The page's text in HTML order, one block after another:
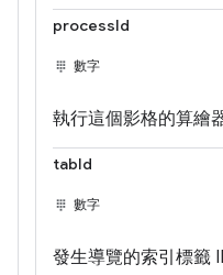
processId
數字
執行這個影格的算繪
tabId
數字
發生導覽的索引標籤